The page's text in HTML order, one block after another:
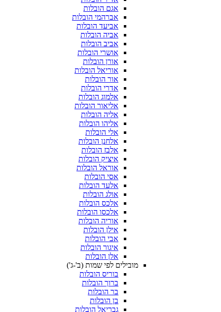
אגם הובלות
אברהמי הובלות
אביעד הובלות
אביה הובלות
אביב הובלות
אושרי הובלות
אורן הובלות
אוריאל הובלות
אור הובלות
אדרי הובלות
אלמוג הובלות
אליאור הובלות
אליה הובלות
אליהו הובלות
אלי הובלות
אלחנן הובלות
אלבז הובלות
איציק הובלות
אוראל הובלות
אסי הובלות
אלעד הובלות
אולג הובלות
אלכס הובלות
אלכסו הובלות
אוריה הובלות
אילן הובלות
אבי הובלות
איגור הובלות
אלן הובלות
מובילים לפי שמות (ב'-ג')
בוריס הובלות
ברוך הובלות
בר הובלות
בן הובלות
גבריאל הובלות